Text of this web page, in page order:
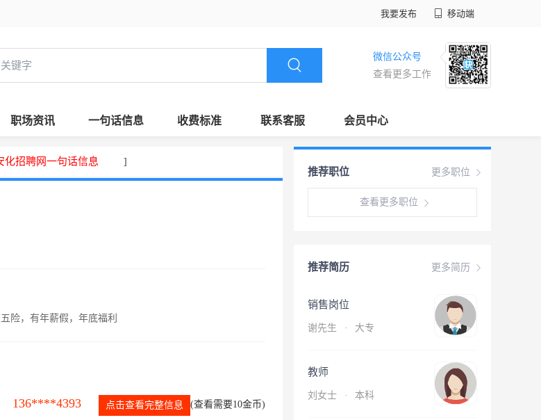
我要发布 移动端
微信公众号
查看更多工作
职场资讯 一句话信息 收费标准 联系客服 会员中心
化招聘网一句话信息 ]
险，有年薪假，年底福利
136****4393 点击查看完整信息 (查看需要10金币)
更多职位
推荐职位
查看更多职位
更多简历
推荐简历
销售岗位
谢先生 · 大专
教师
刘女士 · 本科